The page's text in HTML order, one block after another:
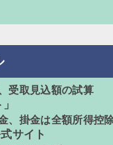
受取見込額の試算
、掛金は全額所得控
サイト